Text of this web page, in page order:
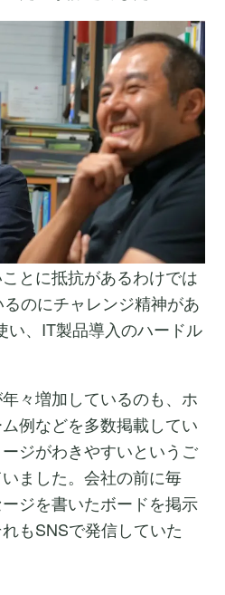
とに抵抗があるわけでは
のにチャレンジ精神があ
い、IT製品導入のハードル
々増加しているのも、ホ
例などを多数掲載してい
ジがわきやすいというご
ました。会社の前に毎
ジを書いたボードを掲示
もSNSで発信していた